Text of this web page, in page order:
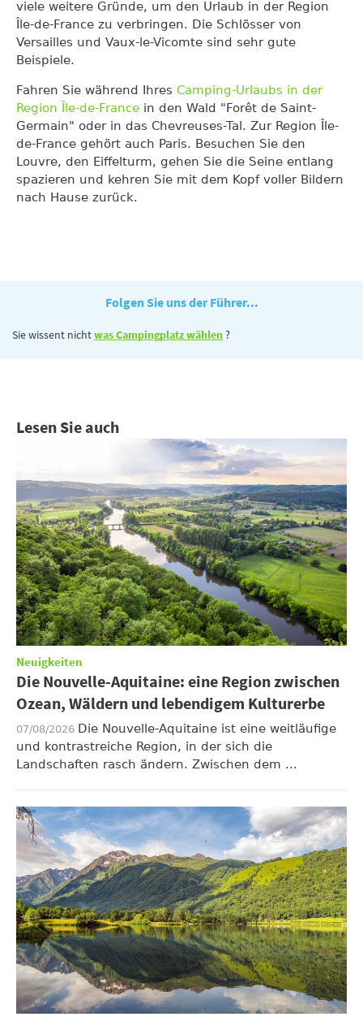
viele weitere Gründe, um den Urlaub in der Region
Île-de-France zu verbringen. Die Schlösser von
Versailles und Vaux-le-Vicomte sind sehr gute
Beispiele.
Fahren Sie während Ihres Camping-Urlaubs in der
Region Île-de-France in den Wald "Forêt de Saint-
Germain" oder in das Chevreuses-Tal. Zur Region Île-
de-France gehört auch Paris. Besuchen Sie den
Louvre, den Eiffelturm, gehen Sie die Seine entlang
spazieren und kehren Sie mit dem Kopf voller Bildern
nach Hause zurück.
Folgen Sie uns der Führer...
Sie wissent nichtwas Campingplatz wählen?
Lesen Sie auch
Neuigkeiten
Die Nouvelle-Aquitaine: eine Region zwischen
Ozean, Wäldern und lebendigem Kulturerbe
07/08/2026 Die Nouvelle-Aquitaine ist eine weitläufige
und kontrastreiche Region, in der sich die
Landschaften rasch ändern. Zwischen dem ...